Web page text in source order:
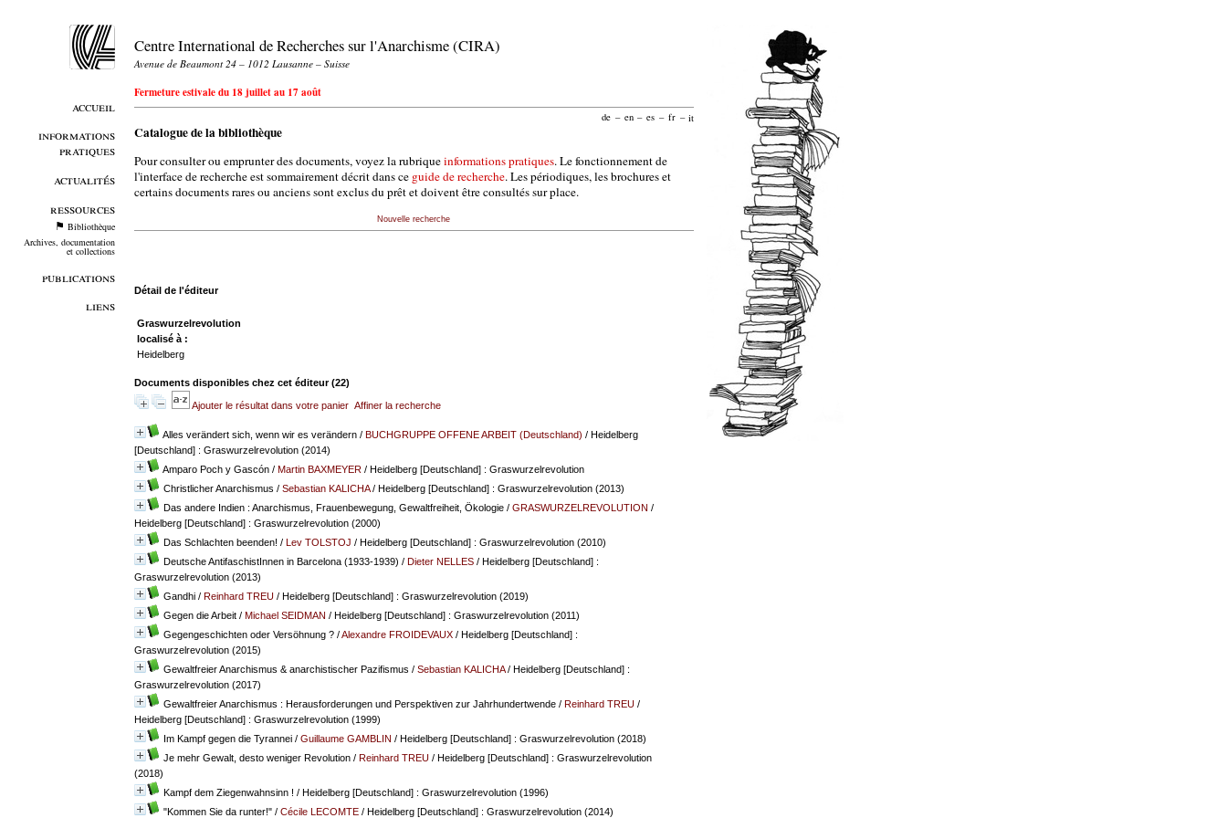
accueil
informations
pratiques
actualités
ressources
Bibliothèque
Archives, documentation
et collections
publications
liens
Centre International de Recherches sur l'Anarchisme (CIRA)
Avenue de Beaumont 24 – 1012 Lausanne – Suisse
Fermeture estivale du 18 juillet au 17 août
de – en – es – fr – it
Catalogue de la bibliothèque
Pour consulter ou emprunter des documents, voyez la rubriqueinformations pratiques. Le fonctionnement de
l'interface de recherche est sommairement décrit dans ce guide de recherche. Les périodiques, les brochures et
certains documents rares ou anciens sont exclus du prêt et doivent être consultés sur place.
Nouvelle recherche
Détail de l'éditeur
Graswurzelrevolution
localisé à :
Heidelberg
Documents disponibles chez cet éditeur (22)
Ajouter le résultat dans votre panier Affiner la recherche
Alles verändert sich, wenn wir es verändern/ BUCHGRUPPE OFFENE ARBEIT (Deutschland) / Heidelberg
[Deutschland] : Graswurzelrevolution (2014)
Amparo Poch y Gascón/ Martin BAXMEYER/ Heidelberg [Deutschland] : Graswurzelrevolution
Christlicher Anarchismus / Sebastian KALICHA/ Heidelberg [Deutschland] : Graswurzelrevolution (2013)
Das andere Indien : Anarchismus, Frauenbewegung, Gewaltfreiheit, Ökologie/ GRASWURZELREVOLUTION /
Heidelberg [Deutschland] : Graswurzelrevolution (2000)
Das Schlachten beenden! / Lev TOLSTOJ / Heidelberg [Deutschland] : Graswurzelrevolution (2010)
Deutsche AntifaschistInnen in Barcelona (1933-1939) / Dieter NELLES/ Heidelberg [Deutschland] :
Graswurzelrevolution (2013)
Gandhi/ Reinhard TREU/ Heidelberg [Deutschland] : Graswurzelrevolution (2019)
Gegen die Arbeit/ Michael SEIDMAN / Heidelberg [Deutschland] : Graswurzelrevolution (2011)
Gegengeschichten oder Versöhnung ?/Alexandre FROIDEVAUX/ Heidelberg [Deutschland] :
Graswurzelrevolution (2015)
Gewaltfreier Anarchismus & anarchistischer Pazifismus / Sebastian KALICHA/ Heidelberg [Deutschland] :
Graswurzelrevolution (2017)
Gewaltfreier Anarchismus : Herausforderungen und Perspektiven zur Jahrhundertwende/ Reinhard TREU/
Heidelberg [Deutschland] : Graswurzelrevolution (1999)
Im Kampf gegen die Tyrannei/ Guillaume GAMBLIN / Heidelberg [Deutschland] : Graswurzelrevolution (2018)
Je mehr Gewalt, desto weniger Revolution/ Reinhard TREU/ Heidelberg [Deutschland] : Graswurzelrevolution
(2018)
Kampf dem Ziegenwahnsinn ! / Heidelberg [Deutschland] : Graswurzelrevolution (1996)
"Kommen Sie da runter!"/ Cécile LECOMTE/ Heidelberg [Deutschland] : Graswurzelrevolution (2014)